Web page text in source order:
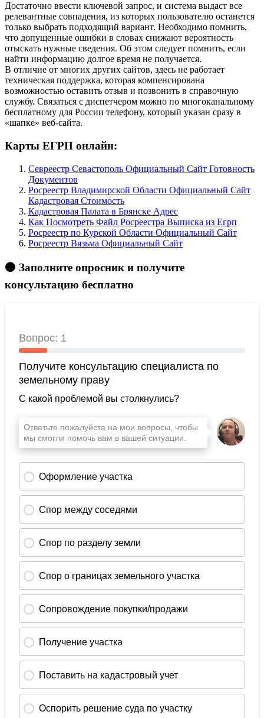
Достаточно ввести ключевой запрос, и система выдаст все
релевантные совпадения, из которых пользователю останется
только выбрать подходящий вариант. Необходимо помнить,
что допущенные ошибки в словах снижают вероятность
отыскать нужные сведения. Об этом следует помнить, если
найти информацию долгое время не получается.
В отличие от многих других сайтов, здесь не работает
техническая поддержка, которая компенсирована
возможностью оставить отзыв и позвонить в справочную
службу. Связаться с диспетчером можно по многоканальному
бесплатному для России телефону, который указан сразу в
«шапке» веб-сайта.
Карты ЕГРП онлайн:
Севреестр Севастополь Официальный Сайт Готовность
Документов
Росреестр Владимирской Области Официальный Сайт
Кадастровая Стоимость
Кадастровая Палата в Брянске Адрес
Как Посмотреть Файл Росреестра Выписка из Егрп
Росреестр по Курской Области Официальный Сайт
Росреестр Вязьма Официальный Сайт
🟠 Заполните опросник и получите
консультацию бесплатно